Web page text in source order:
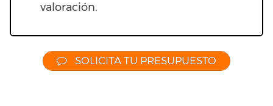
valoración.
SOLICITA TU PRESUPUESTO